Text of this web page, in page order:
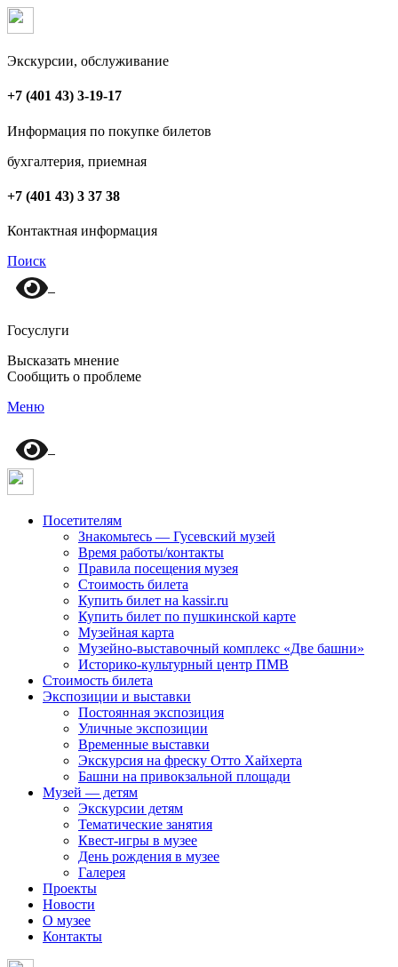
Экскурсии, обслуживание
+7 (401 43) 3-19-17
Информация по покупке билетов
бухгалтерия, приемная
+7 (401 43) 3 37 38
Контактная информация
Поиск
Госуслуги
Высказать мнение
Сообщить о проблеме
Меню
Посетителям
Знакомьтесь — Гусевский музей
Время работы/контакты
Правила посещения музея
Стоимость билета
Купить билет на kassir.ru
Купить билет по пушкинской карте
Музейная карта
Музейно-выставочный комплекс «Две башни»
Историко-культурный центр ПМВ
Стоимость билета
Экспозиции и выставки
Постоянная экспозиция
Уличные экспозиции
Временные выставки
Экскурсия на фреску Отто Хайхерта
Башни на привокзальной площади
Музей — детям
Экскурсии детям
Тематические занятия
Квест-игры в музее
День рождения в музее
Галерея
Проекты
Новости
О музее
Контакты